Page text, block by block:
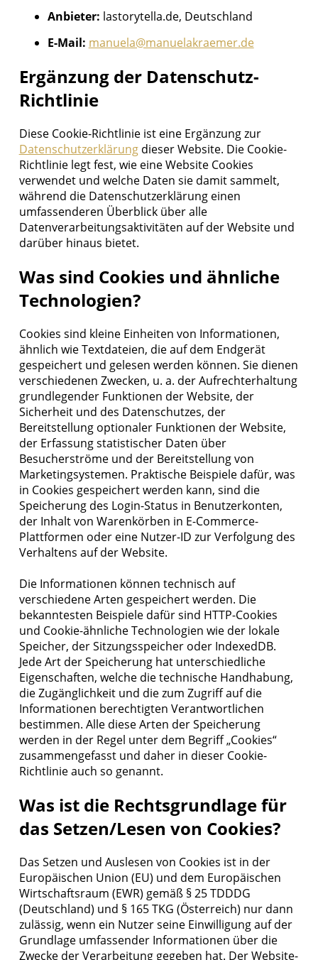
Anbieter: lastorytella.de, Deutschland
E-Mail: manuela@manuelakraemer.de
Ergänzung der Datenschutz-
Richtlinie
Diese Cookie-Richtlinie ist eine Ergänzung zur
Datenschutzerklärungdieser Website. Die Cookie-
Richtlinie legt fest, wie eine Website Cookies
verwendet und welche Daten sie damit sammelt,
während die Datenschutzerklärung einen
umfassenderen Überblick über alle
Datenverarbeitungsaktivitäten auf der Website und
darüber hinaus bietet.
Was sind Cookies und ähnliche
Technologien?
Cookies sind kleine Einheiten von Informationen,
ähnlich wie Textdateien, die auf dem Endgerät
gespeichert und gelesen werden können. Sie dienen
verschiedenen Zwecken, u. a. der Aufrechterhaltung
grundlegender Funktionen der Website, der
Sicherheit und des Datenschutzes, der
Bereitstellung optionaler Funktionen der Website,
der Erfassung statistischer Daten über
Besucherströme und der Bereitstellung von
Marketingsystemen. Praktische Beispiele dafür, was
in Cookies gespeichert werden kann, sind die
Speicherung des Login-Status in Benutzerkonten,
der Inhalt von Warenkörben in E-Commerce-
Plattformen oder eine Nutzer-ID zur Verfolgung des
Verhaltens auf der Website.
Die Informationen können technisch auf
verschiedene Arten gespeichert werden. Die
bekanntesten Beispiele dafür sind HTTP-Cookies
und Cookie-ähnliche Technologien wie der lokale
Speicher, der Sitzungsspeicher oder IndexedDB.
Jede Art der Speicherung hat unterschiedliche
Eigenschaften, welche die technische Handhabung,
die Zugänglichkeit und die zum Zugriff auf die
Informationen berechtigten Verantwortlichen
bestimmen. Alle diese Arten der Speicherung
werden in der Regel unter dem Begriff „Cookies“
zusammengefasst und daher in dieser Cookie-
Richtlinie auch so genannt.
Was ist die Rechtsgrundlage für
das Setzen/Lesen von Cookies?
Das Setzen und Auslesen von Cookies ist in der
Europäischen Union (EU) und dem Europäischen
Wirtschaftsraum (EWR) gemäß § 25 TDDDG
(Deutschland) und § 165 TKG (Österreich) nur dann
zulässig, wenn ein Nutzer seine Einwilligung auf der
Grundlage umfassender Informationen über die
Zwecke der Verarbeitung gegeben hat. Der Website-